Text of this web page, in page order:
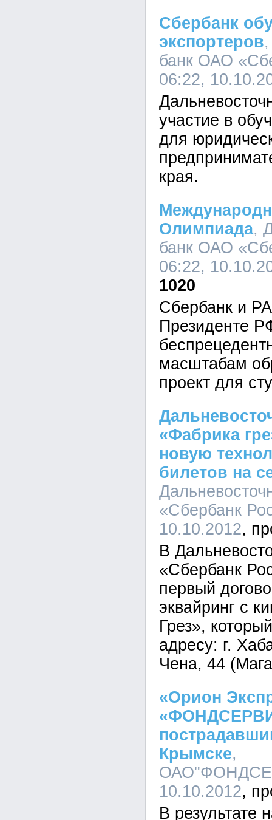
Сбербанк
экспортеров
банк ОАО
06:22,
участие в
для
края.
Олимпиада,
банк ОАО
06:22,
1020
Сбербанк и
Президенте
масштабам
проект для
«Фабрика
новую
билетов на
«Сбербанк
10.10.2012
В
«Сбербанк
первый
эквайринг с
Грез»,
адресу: г.
Чена, 44
«Орион
Крымске,
10.10.2012
В результате